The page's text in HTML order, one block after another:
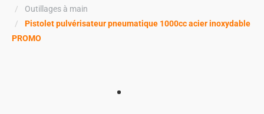
Outillages à main
Pistolet pulvérisateur pneumatique 1000cc acier inoxydable
PROMO